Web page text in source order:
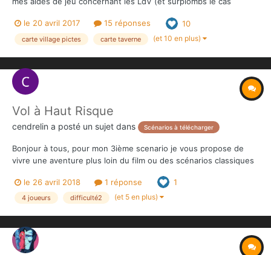
suivre/souscrire est donc fortement recommandé. PS : Et lire le
readme.txt, aussi....
le 20 avril 2017 15 réponses 10
carte village pictes carte taverne (et 10 en plus)
Vol à Haut Risque
cendrelin a posté un sujet dans Scénarios à télécharger
Bonjour à tous, pour mon 3ième scenario je vous propose de
vivre une aventure plus loin du film ou des scénarios classiques
retrouverez un Conan encore jeune, voleur dans l'âme et plus
courageux que prudent. Le scénario demande...
le 26 avril 2018 1 réponse 1
4 joueurs difficulté2 (et 5 en plus)